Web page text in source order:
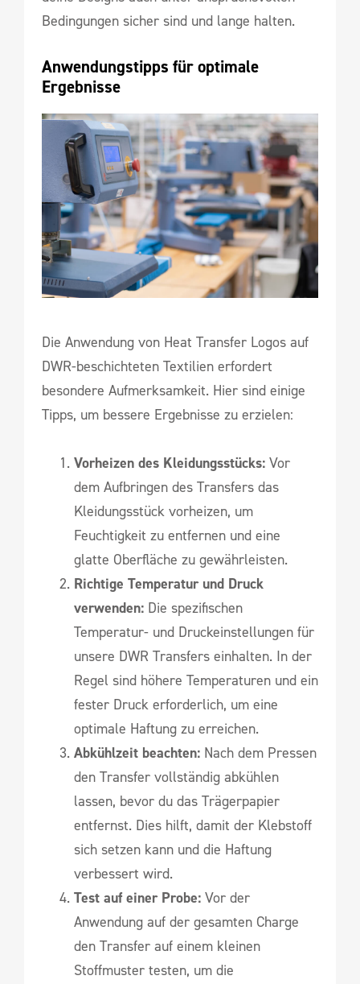
Bedingungen sicher sind und lange halten.
Anwendungstipps für optimale
Ergebnisse
Die Anwendung von Heat Transfer Logos auf
DWR-beschichteten Textilien erfordert
besondere Aufmerksamkeit. Hier sind einige
Tipps, um bessere Ergebnisse zu erzielen:
Vorheizen des Kleidungsstücks: Vor
dem Aufbringen des Transfers das
Kleidungsstück vorheizen, um
Feuchtigkeit zu entfernen und eine
glatte Oberfläche zu gewährleisten.
Richtige Temperatur und Druck
verwenden: Die spezifischen
Temperatur- und Druckeinstellungen für
unsere DWR Transfers einhalten. In der
Regel sind höhere Temperaturen und ein
fester Druck erforderlich, um eine
optimale Haftung zu erreichen.
Abkühlzeit beachten: Nach dem Pressen
den Transfer vollständig abkühlen
lassen, bevor du das Trägerpapier
entfernst. Dies hilft, damit der Klebstoff
sich setzen kann und die Haftung
verbessert wird.
Test auf einer Probe: Vor der
Anwendung auf der gesamten Charge
den Transfer auf einem kleinen
Stoffmuster testen, um die